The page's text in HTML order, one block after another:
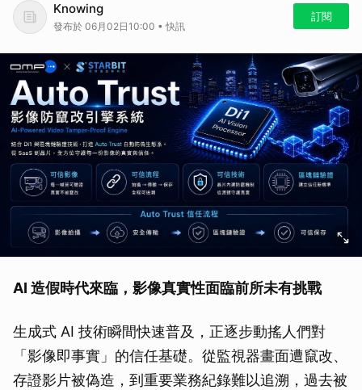
Knowing
發布於 06月02日10:00 • 快訊
訂閱
AI 造假時代來臨，影像真實性面臨前所未有挑戰
生成式 AI 技術瞬間快速普及，正逐步動搖人們對
「影像即事實」的信任基礎。從監視器畫面遭竄改、
存證影片被偽造，到重要業務紀錄難以追溯，過去被